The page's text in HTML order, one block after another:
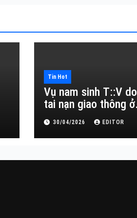
Tin Hot
Vụ nam sinh T::V do
tai nạn giao thông ở
Đắk Lắk
30/04/2026 EDITOR